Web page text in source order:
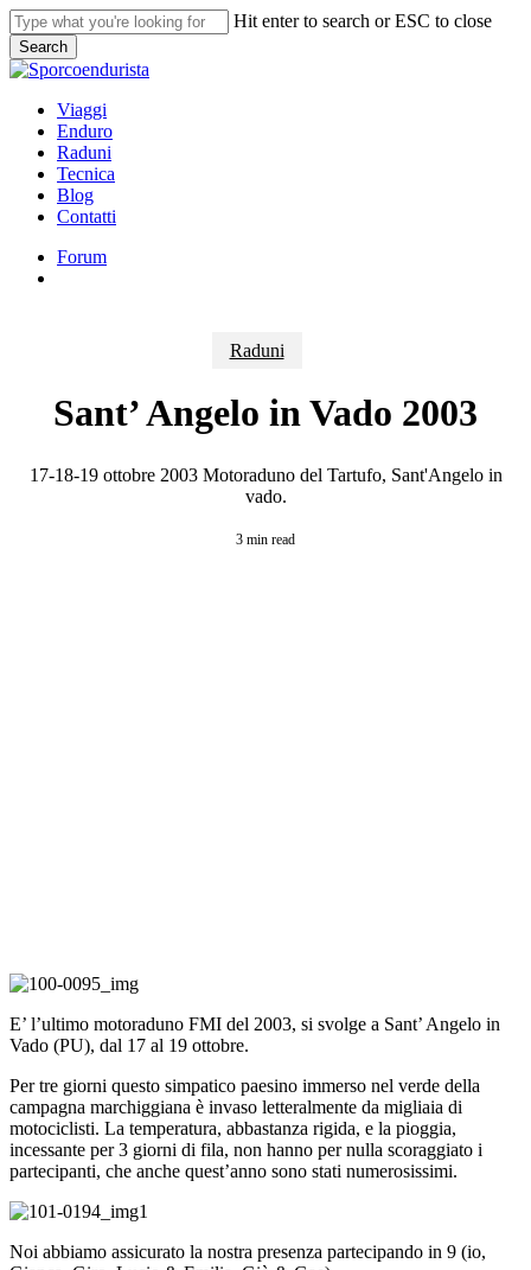
Skip
to
main
content
Hit enter to search or ESC to close
Search
Close
search
Menu
Viaggi
Enduro
Raduni
Tecnica
Blog
Contatti
Forum
Raduni
Sant’ Angelo in Vado 2003
17-18-19 ottobre 2003 Motoraduno del Tartufo, Sant'Angelo in
vado.
3 min read
E’ l’ultimo motoraduno FMI del 2003, si svolge a Sant’ Angelo in
Vado (PU), dal 17 al 19 ottobre.
Per tre giorni questo simpatico paesino immerso nel verde della
campagna marchiggiana è invaso letteralmente da migliaia di
motociclisti. La temperatura, abbastanza rigida, e la pioggia,
incessante per 3 giorni di fila, non hanno per nulla scoraggiato i
partecipanti, che anche quest’anno sono stati numerosissimi.
Noi abbiamo assicurato la nostra presenza partecipando in 9 (io,